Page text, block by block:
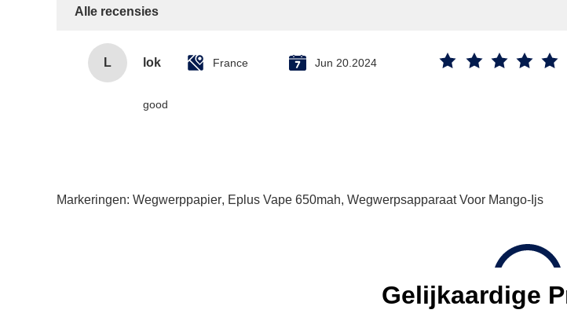
Alle recensies
L lok France Jun 20.2024
good
Markeringen: Wegwerppapier, Eplus Vape 650mah, Wegwerpsapparaat Voor Mango-Ijs
Gelijkaardige